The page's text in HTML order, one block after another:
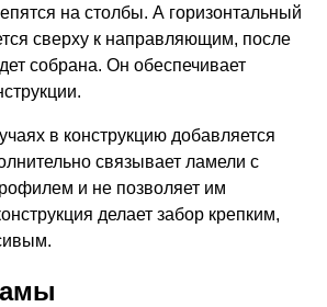
на столбы. А горизонтальный
сверху к направляющим, после
собрана. Он обеспечивает
в конструкцию добавляется
связывает ламели с
и не позволяет им
делает забор крепким,